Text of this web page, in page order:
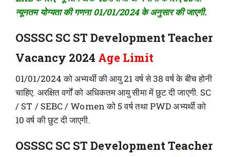
न्यूनतम योग्यता की गणना 01/01/2024 के अनुसार की जाएगी.
OSSSC SC ST Development Teacher
Vacancy 2024 Age Limit
01/01/2024 को अभ्यर्थी की आयु 21 वर्ष से 38 वर्ष के बीच होनी
चाहिए. अरक्षित वर्गों को अधिकतम आयु सीमा में छुट दी जाएगी. SC
/ ST / SEBC / Women को 5 वर्ष तथा PWD अभ्यर्थी को
10 वर्ष की छुट दी जाएगी.
OSSSC SC ST Development Teacher